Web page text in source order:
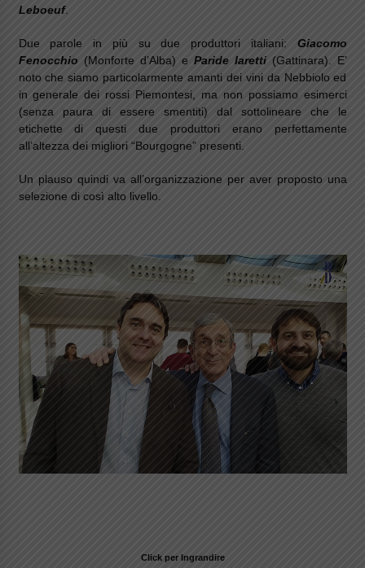
Leboeuf.
Due parole in più su due produttori italiani: Giacomo
Fenocchio (Monforte d’Alba) e Paride Iaretti(Gattinara). E’
noto che siamo particolarmente amanti dei vini da Nebbiolo ed
in generale dei rossi Piemontesi, ma non possiamo esimerci
(senza paura di essere smentiti) dal sottolineare che le
etichette di questi due produttori erano perfettamente
all’altezza dei migliori “Bourgogne” presenti.
Un plauso quindi va all’organizzazione per aver proposto una
selezione di così alto livello.
Click per Ingrandire